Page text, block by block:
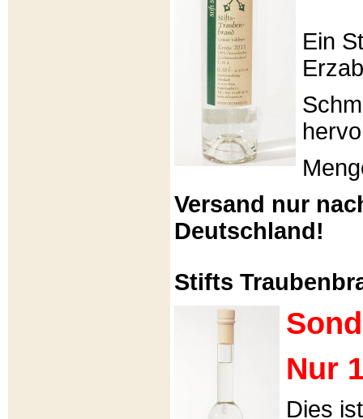
Ein
Versand nur
Deutschland!
Stifts
Nur
Dies